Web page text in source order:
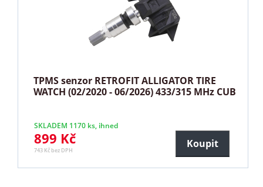
TPMS senzor RETROFIT ALLIGATOR TIRE
WATCH (02/2020 - 06/2026) 433/315 MHz CUB
SKLADEM 1170 ks, ihned
899 Kč
743 Kč bez DPH
Koupit